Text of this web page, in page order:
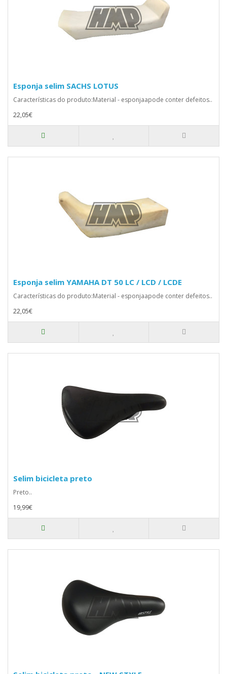
Esponja selim SACHS LOTUS
Características do produto:Material - esponjaapode conter defeitos..
22,05€
Esponja selim YAMAHA DT 50 LC / LCD / LCDE
Características do produto:Material - esponjaapode conter defeitos..
22,05€
Selim bicicleta preto
Preto..
19,99€